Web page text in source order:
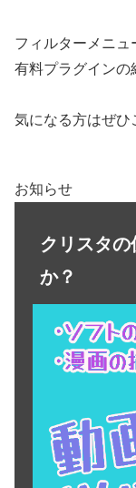
フィルターメニュ
有料プラグインの
気になる方はぜひ
お知らせ
クリスタ
か？